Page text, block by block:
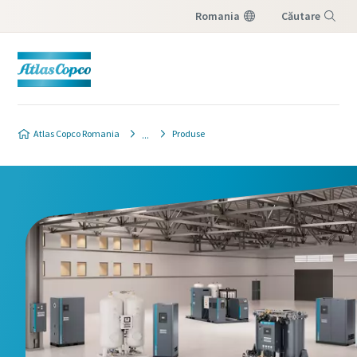
Romania Căutare
Atlas Copco Romania Produse